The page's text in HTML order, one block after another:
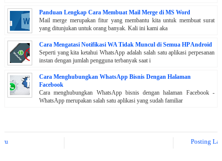
Panduan Lengkap Cara Membuat Mail Merge di MS Word
Mail merge merupakan fitur yang membantu kita untuk membuat surat
yang ditunjukan untuk orang banyak. Kali ini kami aka
Cara Mengatasi Notifikasi WA Tidak Muncul di Semua HP Android
Seperti yang kita ketahui WhatsApp adalah salah satu aplikasi perpesanan
instan dengan jumlah pengguna terbanyak saat i
Cara Menghubungkan WhatsApp Bisnis Dengan Halaman
Facebook
Cara menghubungkan WhatsApp bisnis dengan halaman Facebook -
WhatsApp merupakan salah satu aplikasi yang sudah familiar
Posting Lama